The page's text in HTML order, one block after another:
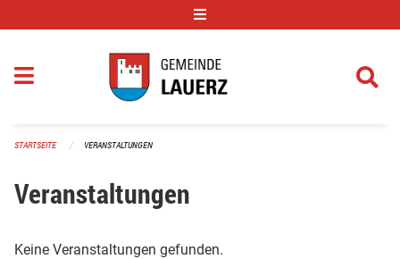
STARTSEITE VERANSTALTUNGEN
Veranstaltungen
Keine Veranstaltungen gefunden.